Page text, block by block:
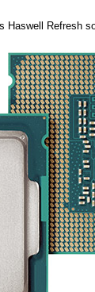
Haswell Refresh